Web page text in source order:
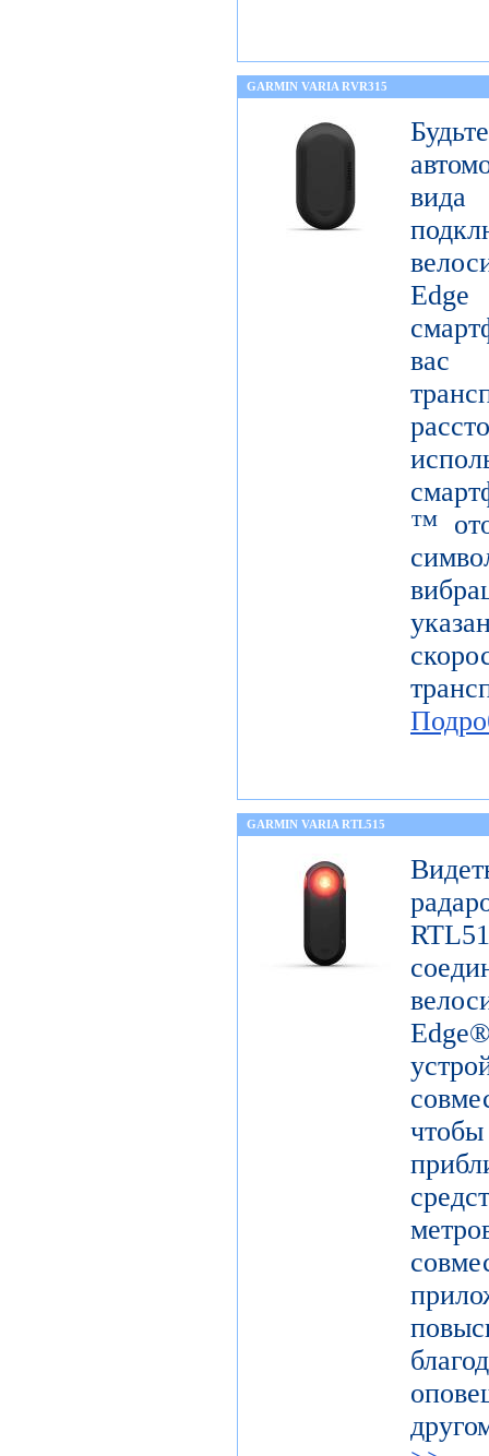
GARMIN VARIA RVR315
вас
™
GARMIN VARIA RTL515